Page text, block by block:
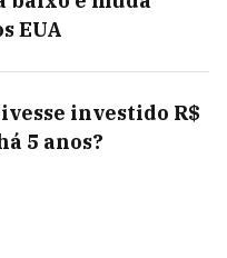
EUA
investido R$
5 anos?